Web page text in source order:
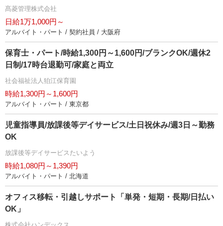
髙菱管理株式会社
日給1万1,000円～
アルバイト・パート / 契約社員 / 大阪府
保育士・パート/時給1,300円～1,600円/ブランクOK/週休2
日制/17時台退勤可/家庭と両立
社会福祉法人狛江保育園
時給1,300円～1,600円
アルバイト・パート / 東京都
児童指導員/放課後等デイサービス/土日祝休み/週3日～勤務
OK
放課後等デイサービスたいよう
時給1,080円～1,390円
アルバイト・パート / 北海道
オフィス移転・引越しサポート「単発・短期・長期/日払い
OK」